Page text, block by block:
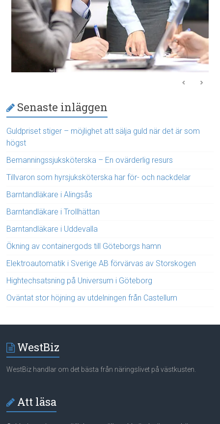
Senaste inläggen
Guldpriset stiger – möjlighet att sälja guld när det är som
högst
Bemanningssjuksköterska – En ovärderlig resurs
Tillvaron som hyrsjuksköterska har för- och nackdelar
Barntandläkare i Alingsås
Barntandläkare i Trollhättan
Barntandläkare i Uddevalla
Ökning av containergods till Göteborgs hamn
Elektroautomatik i Sverige AB förvärvas av Storskogen
Hightechsatsning på Universum i Göteborg
Oväntat stor höjning av utdelningen från Castellum
WestBiz
WestBiz handlar om det bästa från näringslivet på västkusten.
Att läsa